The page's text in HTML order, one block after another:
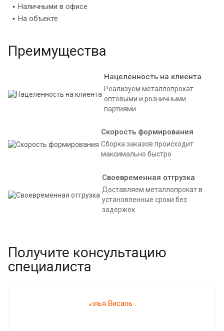
Наличными в офисе
На объекте
Преимущества
Нацеленность на клиента
Реализуем металлопрокат
оптовыми и розничными
партиями
Скорость формирования
Сборка заказов происходит
максимально быстро
Своевременная отгрузка
Доставляем металлопрокат в
установленные сроки без
задержек
Получите консультацию
специалиста